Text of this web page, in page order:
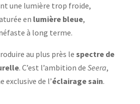
une lumière trop froide,
en lumière bleue,
à long terme.
au plus près le spectre de
. C’est l’ambition deSeera,
exclusive de l’éclairage sain.